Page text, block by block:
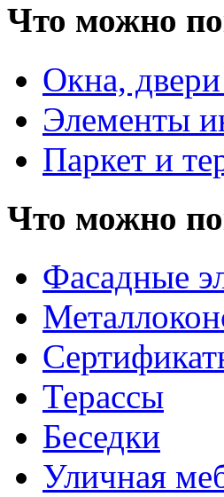
Что можно
Окна,
Элементы
Паркет и
Что можно
Фасадные
Терассы
Беседки
Уличная